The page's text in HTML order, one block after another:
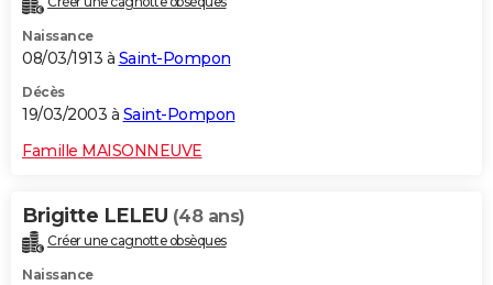
Naissance
08/03/1913 à Saint-Pompon
Décès
19/03/2003 à Saint-Pompon
Famille MAISONNEUVE
Brigitte LELEU (48 ans)
Créer une cagnotte obsèques
Naissance